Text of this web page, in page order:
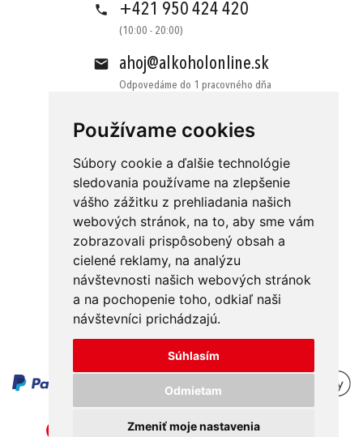
Používame cookies
Súbory cookie a ďalšie technológie
sledovania používame na zlepšenie
vášho zážitku z prehliadania našich
webových stránok, na to, aby sme vám
zobrazovali prispôsobený obsah a
cielené reklamy, na analýzu
návštevnosti našich webových stránok
a na pochopenie toho, odkiaľ naši
návštevníci prichádzajú.
Súhlasím
Odmietam
Zmeniť moje nastavenia
+421 950 424 420
(10:00 - 20:00)
ahoj@alkoholonline.sk
Odpovedáme do 1 pracovného dňa
Obchodné podmienky Kontakt
Ochrana osobných údajov O nás
Odstúpenie od zmluvy Platba
Reklamácie